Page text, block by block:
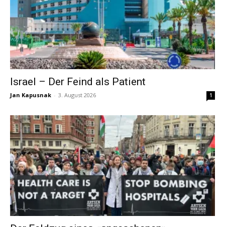
Israel – Der Feind als Patient
Jan Kapusnak - 3. August 2026 1